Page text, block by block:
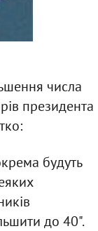
числа
президента
будуть
до 40".